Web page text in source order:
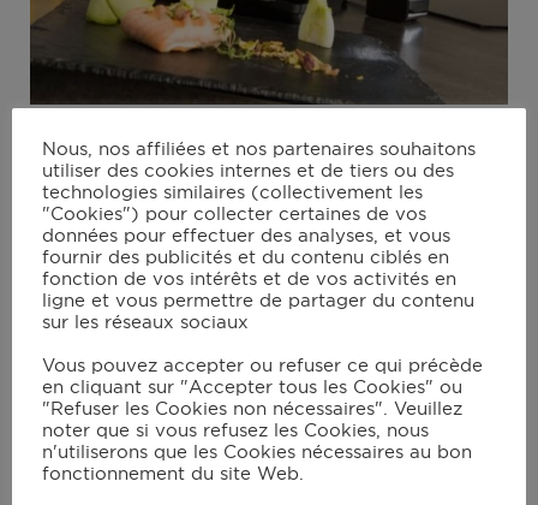
Le Robot All Cook
Cliquez sur l’image pour découvrir les
vidéos de prise en main.
Nous, nos affiliées et nos partenaires souhaitons
utiliser des cookies internes et de tiers ou des
technologies similaires (collectivement les
"Cookies") pour collecter certaines de vos
données pour effectuer des analyses, et vous
fournir des publicités et du contenu ciblés en
fonction de vos intérêts et de vos activités en
ligne et vous permettre de partager du contenu
sur les réseaux sociaux
Vous pouvez accepter ou refuser ce qui précède
en cliquant sur "Accepter tous les Cookies" ou
"Refuser les Cookies non nécessaires". Veuillez
noter que si vous refusez les Cookies, nous
n'utiliserons que les Cookies nécessaires au bon
fonctionnement du site Web.